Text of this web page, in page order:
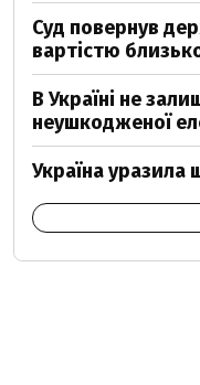
Суд повернув
вартістю
В Україні не
неушкодженої
Україна уразила